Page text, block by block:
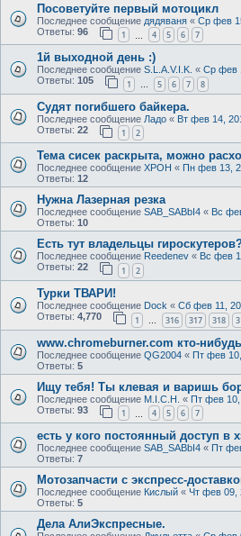
Посоветуйте первый мотоцикл
Последнее сообщение дядяваня « Ср фев
Ответы: 96 1 4 5 6 7
1й выходной день :)
Последнее сообщение S.L.A.V.I.K. « Ср фев
Ответы: 105 1 … 5 6 7 8
Судят погибшего байкера.
Последнее сообщение Ладо « Вт фев 14,
Ответы: 22 1 2
Тема сисек раскрыта, можно
Последнее сообщение XPOH « Пн фев 13,
Ответы: 12
Нужна Лазерная резка
Последнее сообщение SAB_SABbI4 « Вс
Ответы: 10
Есть тут владельцы
Последнее сообщение Reedenev « Вс фев
Ответы: 22 1 2
Турки ТВАРИ!
Последнее сообщение Dock « Сб фев 11,
Ответы: 4,770 1 … 316 317 318
www.chromeburner.com кто-
Последнее сообщение QG2004 « Пт фев
Ответы: 5
Ищу тебя! Ты клевая и варишь
Последнее сообщение M.I.C.H. « Пт фев 10,
Ответы: 93 1 4 5 6 7
есть у кого постоянный доступ в
Последнее сообщение SAB_SABbI4 « Пт
Ответы: 7
Мотозапчасти с экспресс-
Последнее сообщение Кислый « Чт фев 09,
Ответы: 5
Дела АлиЭкспресные.